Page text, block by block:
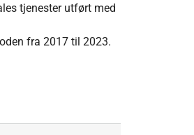
tjenester utført med
fra 2017 til 2023.